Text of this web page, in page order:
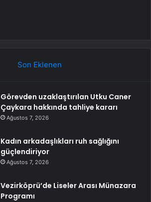
Son Eklenen
Görevden uzaklaştırılan Utku Caner
Çaykara hakkında tahliye kararı
Ağustos 7, 2026
Kadın arkadaşlıkları ruh sağlığını
güçlendiriyor
Ağustos 7, 2026
Vezirköprü’de Liseler Arası Münazara
Programı